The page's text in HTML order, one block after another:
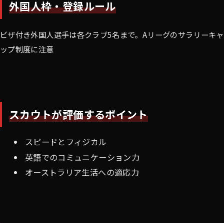
外国人枠・登録ルール
ビザ付き外国人選手は各クラブ5名まで。Aリーグのサラリーキャ
ップ制度に注意
スカウトが評価するポイント
スピードとフィジカル
英語でのコミュニケーション力
オーストラリア生活への適応力